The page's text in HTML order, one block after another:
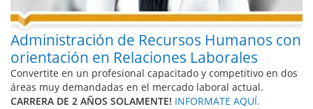
Administración de Recursos Humanos con
orientación en Relaciones Laborales
Convertite en un profesional capacitado y competitivo en dos
áreas muy demandadas en el mercado laboral actual.
CARRERA DE 2 AÑOS SOLAMENTE! INFORMATE AQUÍ.